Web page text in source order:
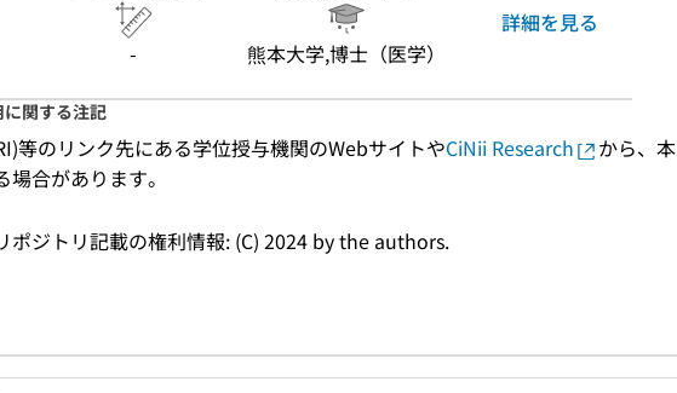
- 熊本大学,博士（医学）
詳細を見る
関する注記
等のリンク先にある学位授与機関のWebサイトやCiNii Research
から、本
合があります。
ポジトリ記載の権利情報: (C) 2024 by the authors.